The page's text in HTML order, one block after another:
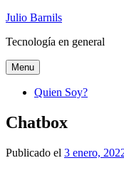
Ir
contenido
Julio Barnils
Tecnología en general
Menu
Quien Soy?
Chatbox
Publicado el 3 enero,